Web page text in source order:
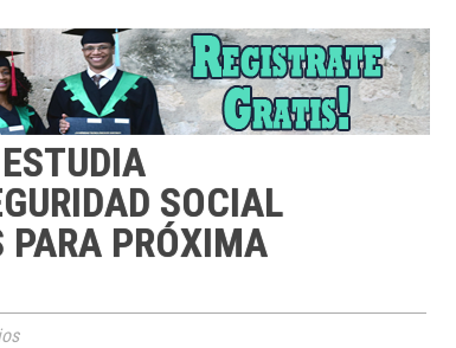
SOCIAL
PARA PRÓXIMA